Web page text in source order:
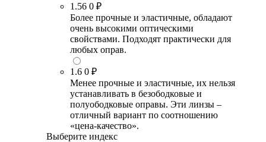
1.56 0 ₽
Более прочные и эластичные, обладают
очень высокими оптическими
свойствами. Подходят практически для
любых оправ.
1.6 0 ₽
Менее прочные и эластичные, их нельзя
устанавливать в безободковые и
полуободковые оправы. Эти линзы –
отличный вариант по соотношению
«цена-качество».
Выберите индекс